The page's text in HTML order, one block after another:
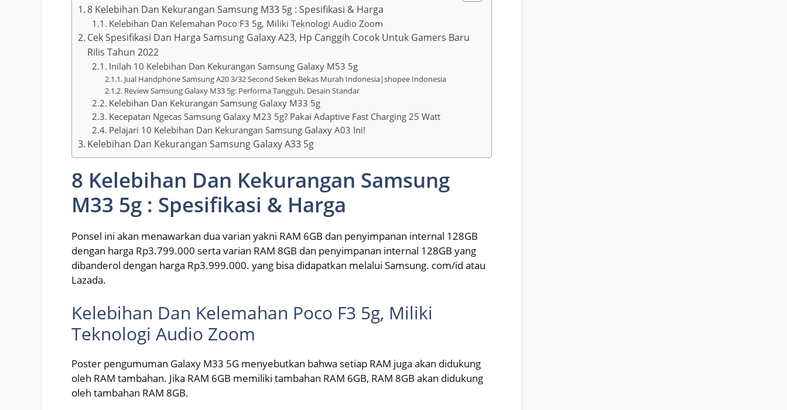
8 Kelebihan Dan Kekurangan Samsung M33 5g : Spesifikasi & Harga
Kelebihan Dan Kelemahan Poco F3 5g, Miliki Teknologi Audio Zoom
Cek Spesifikasi Dan Harga Samsung Galaxy A23, Hp Canggih Cocok Untuk Gamers Baru
Rilis Tahun 2022
Inilah 10 Kelebihan Dan Kekurangan Samsung Galaxy M53 5g
Jual Handphone Samsung A20 3/32 Second Seken Bekas Murah Indonesia|shopee Indonesia
Review Samsung Galaxy M33 5g: Performa Tangguh, Desain Standar
Kelebihan Dan Kekurangan Samsung Galaxy M33 5g
Kecepatan Ngecas Samsung Galaxy M23 5g? Pakai Adaptive Fast Charging 25 Watt
Pelajari 10 Kelebihan Dan Kekurangan Samsung Galaxy A03 Ini!
Kelebihan Dan Kekurangan Samsung Galaxy A33 5g
8 Kelebihan Dan Kekurangan Samsung
M33 5g : Spesifikasi & Harga
Ponsel ini akan menawarkan dua varian yakni RAM 6GB dan penyimpanan internal 128GB
dengan harga Rp3.799.000 serta varian RAM 8GB dan penyimpanan internal 128GB yang
dibanderol dengan harga Rp3.999.000. yang bisa didapatkan melalui Samsung. com/id atau
Lazada.
Kelebihan Dan Kelemahan Poco F3 5g, Miliki
Teknologi Audio Zoom
Poster pengumuman Galaxy M33 5G menyebutkan bahwa setiap RAM juga akan didukung
oleh RAM tambahan. Jika RAM 6GB memiliki tambahan RAM 6GB, RAM 8GB akan didukung
oleh tambahan RAM 8GB.